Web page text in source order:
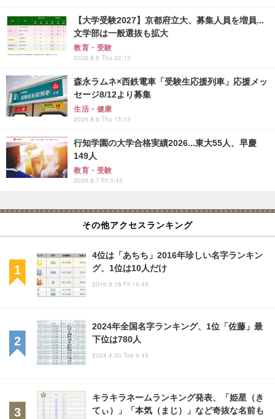
【大学受験2027】京都府立大、募集人員を増員...
文学部は一般選抜も拡大
教育・受験
2026.8.6 Thu 22:15
森永ラムネ×西鉄電車「受験生応援列車」応援メッ
セージ8/12より募集
生活・健康
2026.8.6 Thu 15:15
行知学園の大学合格実績2026...東大55人、早慶
149人
教育・受験
2026.8.7 Fri 0:45
その他アクセスランキング
4位は「あちち」2016年珍しい名字ランキン
グ、1位は10人だけ
2016.9.16 Fri 16:45
2024年全国名字ランキング、1位「佐藤」最
下位は780人
2024.4.30 Tue 9:45
キラキラネームランキング発表、「姫星（き
てぃ）」「本気（まじ）」など奇抜な名前も